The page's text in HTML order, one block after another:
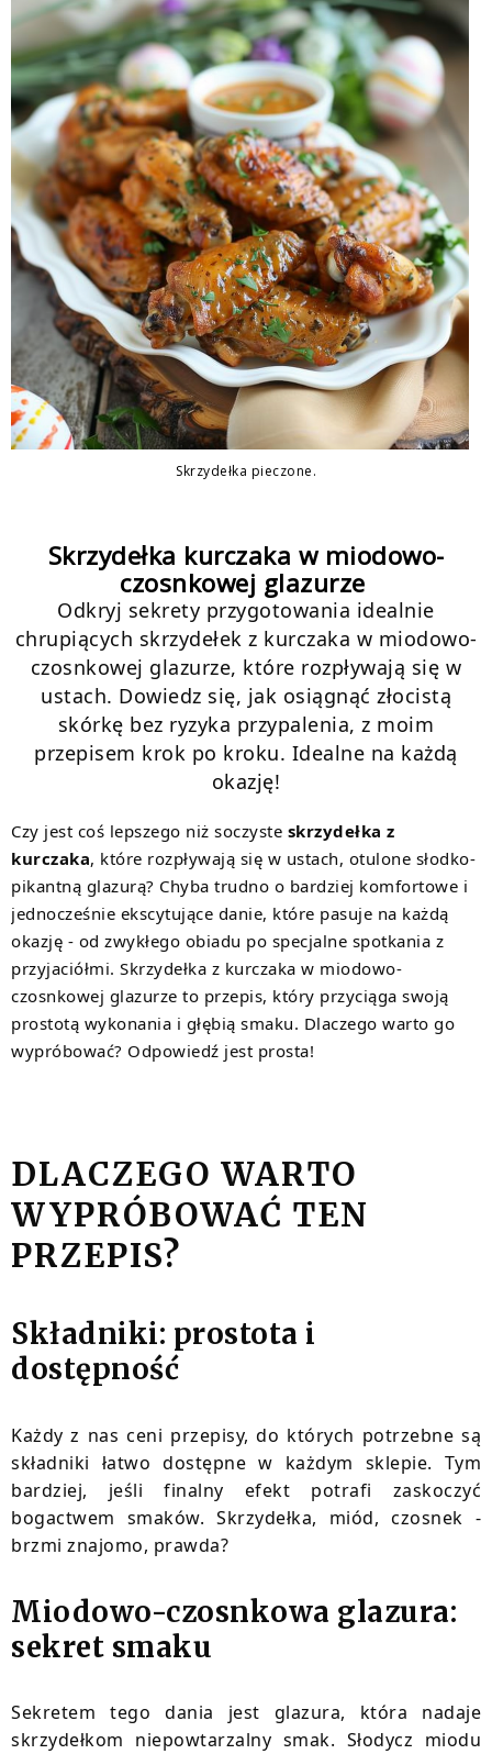
Skrzydełka pieczone.
Skrzydełka kurczaka w miodowo-
czosnkowej glazurze
Odkryj sekrety przygotowania idealnie
chrupiących skrzydełek z kurczaka w miodowo-
czosnkowej glazurze, które rozpływają się w
ustach. Dowiedz się, jak osiągnąć złocistą
skórkę bez ryzyka przypalenia, z moim
przepisem krok po kroku. Idealne na każdą
okazję!
Czy jest coś lepszego niż soczyste skrzydełka z
kurczaka, które rozpływają się w ustach, otulone słodko-
pikantną glazurą? Chyba trudno o bardziej komfortowe i
jednocześnie ekscytujące danie, które pasuje na każdą
okazję - od zwykłego obiadu po specjalne spotkania z
przyjaciółmi. Skrzydełka z kurczaka w miodowo-
czosnkowej glazurze to przepis, który przyciąga swoją
prostotą wykonania i głębią smaku. Dlaczego warto go
wypróbować? Odpowiedź jest prosta!
DLACZEGO WARTO
WYPRÓBOWAĆ TEN
PRZEPIS?
Składniki: prostota i
dostępność
Każdy z nas ceni przepisy, do których potrzebne są
składniki łatwo dostępne w każdym sklepie. Tym
bardziej, jeśli finalny efekt potrafi zaskoczyć
bogactwem smaków. Skrzydełka, miód, czosnek -
brzmi znajomo, prawda?
Miodowo-czosnkowa glazura:
sekret smaku
Sekretem tego dania jest glazura, która nadaje
skrzydełkom niepowtarzalny smak. Słodycz miodu